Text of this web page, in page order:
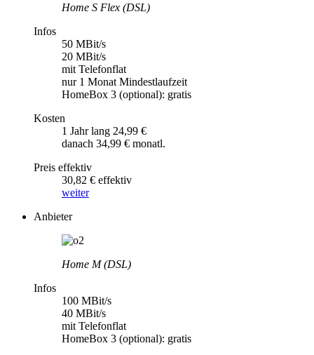
Home S Flex (DSL)
Infos
50 MBit/s
20 MBit/s
mit Telefonflat
nur 1 Monat Mindestlaufzeit
HomeBox 3 (optional): gratis
Kosten
1 Jahr lang 24,99 €
danach 34,99 € monatl.
Preis effektiv
30,82 € effektiv
weiter
Anbieter
Home M (DSL)
Infos
100 MBit/s
40 MBit/s
mit Telefonflat
HomeBox 3 (optional): gratis